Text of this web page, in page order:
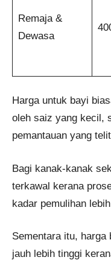
Remaja &
Dewasa
Harga untuk bayi
oleh saiz yang kecil,
pemantauan yang
Bagi kanak-kanak
terkawal kerana
kadar pemulihan
Sementara itu, harga
jauh lebih tinggi